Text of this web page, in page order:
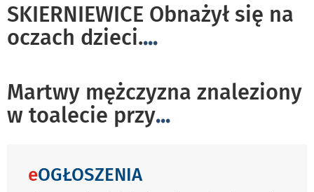
SKIERNIEWICE Obnażył się na
oczach dzieci....
Martwy mężczyzna znaleziony
w toalecie przy...
eOGŁOSZENIA